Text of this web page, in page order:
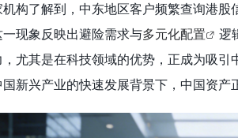
构了解到，中东地区客户频繁查询港
现象反映出避险需求与多元化配置 逻
尤其是在科技领域的优势，正成为吸
新兴产业的快速发展背景下，中国资产